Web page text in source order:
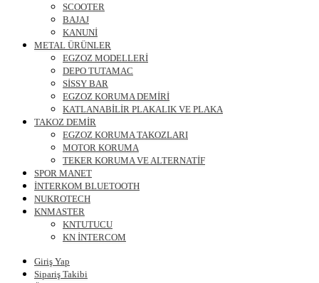
SCOOTER
BAJAJ
KANUNİ
METAL ÜRÜNLER
EGZOZ MODELLERİ
DEPO TUTAMAC
SİSSY BAR
EGZOZ KORUMA DEMİRİ
KATLANABİLİR PLAKALIK VE PLAKA
TAKOZ DEMİR
EGZOZ KORUMA TAKOZLARI
MOTOR KORUMA
TEKER KORUMA VE ALTERNATİF
SPOR MANET
İNTERKOM BLUETOOTH
NUKROTECH
KNMASTER
KNTUTUCU
KN İNTERCOM
Giriş Yap
Sipariş Takibi